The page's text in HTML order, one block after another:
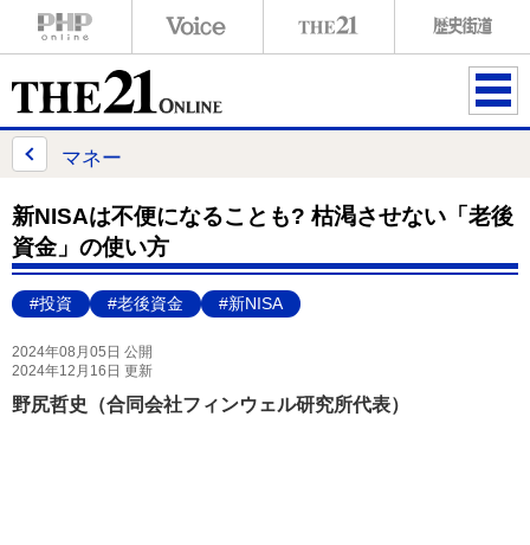
ME
マネー
新NISAは不便になることも? 枯渇させない「老後
資金」の使い方
#投資 #老後資金 #新NISA
2024年08月05日 公開
2024年12月16日 更新
野尻哲史（合同会社フィンウェル研究所代表）